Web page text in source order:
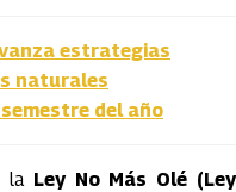
estrategias
naturales
del año
la Ley No Más Olé (Ley